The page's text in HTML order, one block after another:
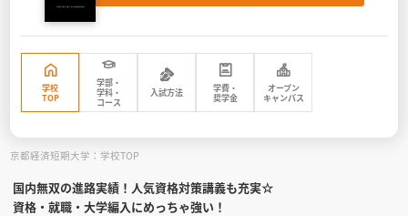
入試・受験入門
お役立ち情報
見学会WEB手引書
学校
TOP
学部・
学科・
コース
入試方法
学費・
奨学金
オープン
キャンパス
京都経済短期大学：学校TOP
国内無双の進路実績！人気資格対策講義も充実☆
資格・就職・大学編入にめっちゃ強い！